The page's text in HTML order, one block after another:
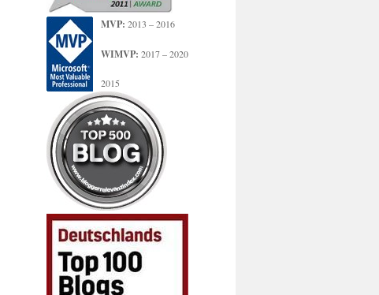
MVP: 2013 – 2016
WIMVP: 2017 – 2020
2015